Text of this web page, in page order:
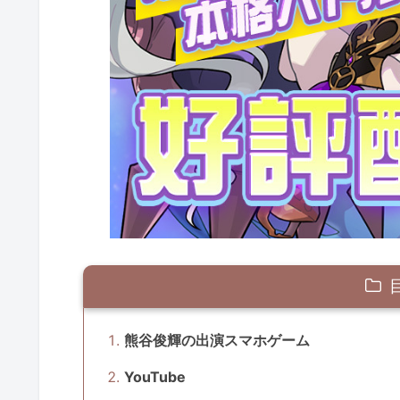
熊谷俊輝の出演スマホゲーム
YouTube